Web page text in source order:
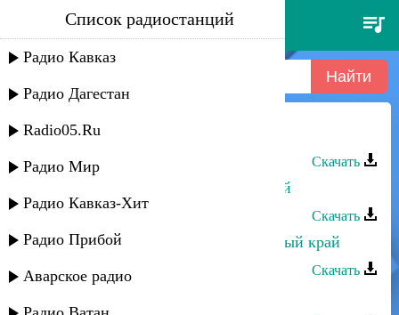
южный край
Список радиостанций
Радио Кавказ
Радио Дагестан
Radio05.Ru
Радио Мир
Радио Кавказ-Хит
Радио Прибой
Аварское радио
Южный край - Запомни
Скачать
Альбина Казакмурзаева - Мой край
Скачать
Ислам Итляшев - Мирный, красивый край
Скачать